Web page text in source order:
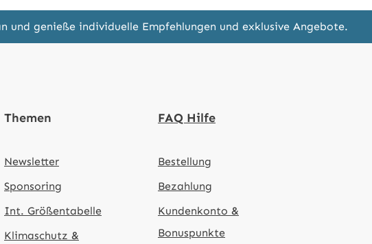
genieße individuelle Empfehlungen und exklusive Angebote.
Themen
Newsletter
Sponsoring
Int. Größentabelle
Klimaschutz &
FAQ Hilfe
Bestellung
Bezahlung
Kundenkonto &
Bonuspunkte